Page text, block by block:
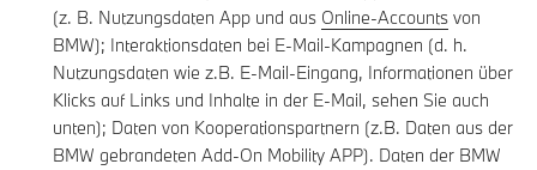
(z. B. Nutzungsdaten App und aus Online-Accounts von
BMW); Interaktionsdaten bei E-Mail-Kampagnen (d. h.
Nutzungsdaten wie z.B. E-Mail-Eingang, Informationen über
Klicks auf Links und Inhalte in der E-Mail, sehen Sie auch
unten); Daten von Kooperationspartnern (z.B. Daten aus der
BMW gebrandeten Add-On Mobility APP). Daten der BMW